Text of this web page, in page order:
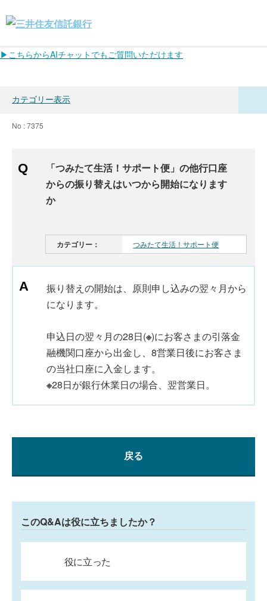
▶こちらからAIチャットでもご質問いただけます
カテゴリー表示
No : 7375
「つみたて生活！サポート便」の他行口座
からの振り替えはいつから開始になります
か
カテゴリー： つみたて生活！サポート便
振り替えの開始は、原則申し込みの翌々月から
になります。
申込日の翌々月の28日(※)にお客さまの引落金
融機関口座から出金し、8営業日後にお客さま
の当社口座に入金します。
※28日が銀行休業日の場合、翌営業日。
戻る
このQ&Aは役に立ちましたか？
役に立った